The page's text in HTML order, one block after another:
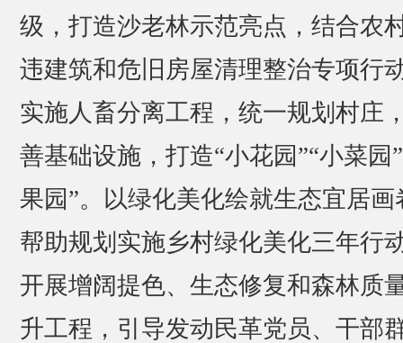
级，打造沙老林示范亮点，结合农
违建筑和危旧房屋清理整治专项行
实施人畜分离工程，统一规划村庄
善基础设施，打造“小花园”“小菜园
果园”。以绿化美化绘就生态宜居画
帮助规划实施乡村绿化美化三年行
开展增阔提色、生态修复和森林质
升工程，引导发动民革党员、干部